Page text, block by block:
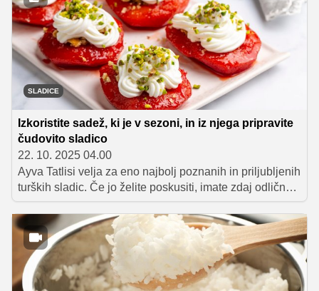
SLADICE
Izkoristite sadež, ki je v sezoni, in iz njega pripravite
čudovito sladico
22. 10. 2025 04.00
Ayva Tatlisi velja za eno najbolj poznanih in priljubljenih
turških sladic. Če jo želite poskusiti, imate zdaj odlično
priložnost, saj za njeno pripravo potrebujete sveže
kutine, ki so trenutno v sezoni. Na prvi pogled povsem
nezanimiv sadež se med počasnim kuhanjem v
sladkornem sirupu rdeče obarva in spremeni v
posladek, ki se vam bo za vedno vtisnil v spomin.